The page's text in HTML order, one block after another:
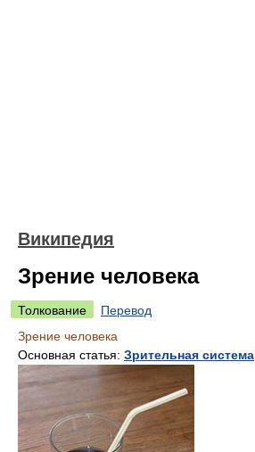
Википедия
Зрение человека
Толкование
Перевод
Зрение человека
Основная статья: Зрительная система